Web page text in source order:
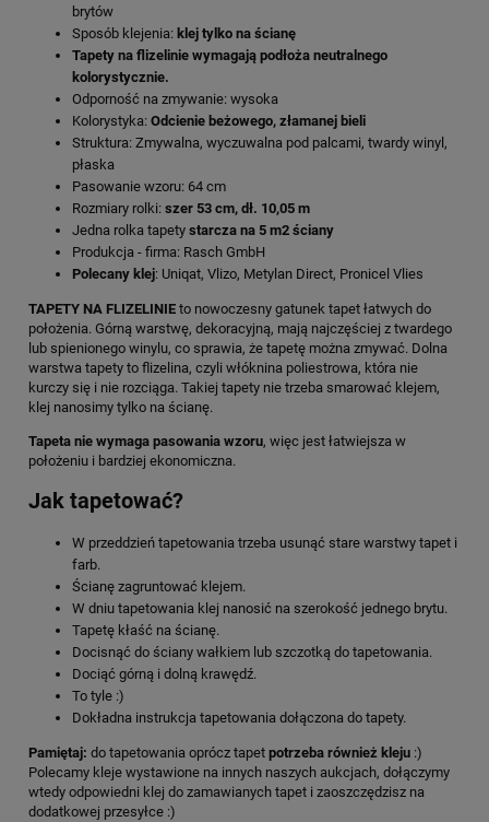
brytów
Sposób klejenia: klej tylko na ścianę
Tapety na flizelinie wymagają podłoża neutralnego
kolorystycznie.
Odporność na zmywanie: wysoka
Kolorystyka: Odcienie beżowego, złamanej bieli
Struktura: Zmywalna, wyczuwalna pod palcami, twardy winyl,
płaska
Pasowanie wzoru: 64 cm
Rozmiary rolki: szer 53 cm, dł. 10,05 m
Jedna rolka tapety starcza na 5 m2 ściany
Produkcja - firma: Rasch GmbH
Polecany klej: Uniqat, Vlizo, Metylan Direct, Pronicel Vlies
TAPETY NA FLIZELINIE to nowoczesny gatunek tapet łatwych do
położenia. Górną warstwę, dekoracyjną, mają najczęściej z twardego
lub spienionego winylu, co sprawia, że tapetę można zmywać. Dolna
warstwa tapety to flizelina, czyli włóknina poliestrowa, która nie
kurczy się i nie rozciąga. Takiej tapety nie trzeba smarować klejem,
klej nanosimy tylko na ścianę.
Tapeta nie wymaga pasowania wzoru, więc jest łatwiejsza w
położeniu i bardziej ekonomiczna.
Jak tapetować?
W przeddzień tapetowania trzeba usunąć stare warstwy tapet i
farb.
Ścianę zagruntować klejem.
W dniu tapetowania klej nanosić na szerokość jednego brytu.
Tapetę kłaść na ścianę.
Docisnąć do ściany wałkiem lub szczotką do tapetowania.
Dociąć górną i dolną krawędź.
To tyle :)
Dokładna instrukcja tapetowania dołączona do tapety.
Pamiętaj: do tapetowania oprócz tapet potrzeba również kleju :)
Polecamy kleje wystawione na innych naszych aukcjach, dołączymy
wtedy odpowiedni klej do zamawianych tapet i zaoszczędzisz na
dodatkowej przesyłce :)